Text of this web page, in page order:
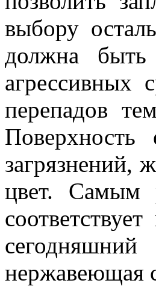
выбору
должна быть
агрессивных
перепадов
загрязнений,
цвет. Самым
нержавеющая